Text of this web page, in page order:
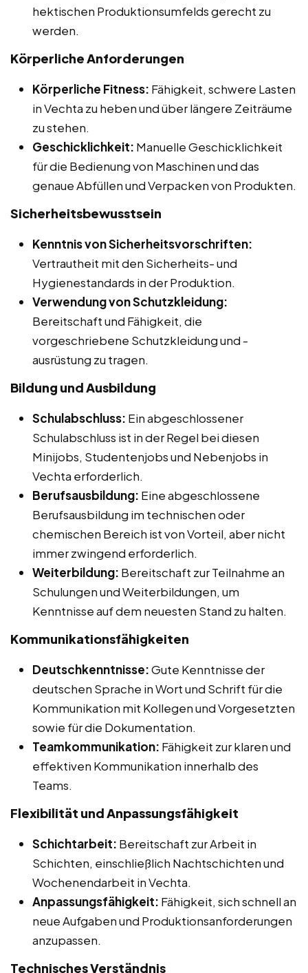
hektischen Produktionsumfelds gerecht zu
werden.
Körperliche Anforderungen
Körperliche Fitness: Fähigkeit, schwere Lasten
in Vechta zu heben und über längere Zeiträume
zu stehen.
Geschicklichkeit: Manuelle Geschicklichkeit
für die Bedienung von Maschinen und das
genaue Abfüllen und Verpacken von Produkten.
Sicherheitsbewusstsein
Kenntnis von Sicherheitsvorschriften:
Vertrautheit mit den Sicherheits- und
Hygienestandards in der Produktion.
Verwendung von Schutzkleidung:
Bereitschaft und Fähigkeit, die
vorgeschriebene Schutzkleidung und -
ausrüstung zu tragen.
Bildung und Ausbildung
Schulabschluss: Ein abgeschlossener
Schulabschluss ist in der Regel bei diesen
Minijobs, Studentenjobs und Nebenjobs in
Vechta erforderlich.
Berufsausbildung: Eine abgeschlossene
Berufsausbildung im technischen oder
chemischen Bereich ist von Vorteil, aber nicht
immer zwingend erforderlich.
Weiterbildung: Bereitschaft zur Teilnahme an
Schulungen und Weiterbildungen, um
Kenntnisse auf dem neuesten Stand zu halten.
Kommunikationsfähigkeiten
Deutschkenntnisse:Gute Kenntnisse der
deutschen Sprache in Wort und Schrift für die
Kommunikation mit Kollegen und Vorgesetzten
sowie für die Dokumentation.
Teamkommunikation: Fähigkeit zur klaren und
effektiven Kommunikation innerhalb des
Teams.
Flexibilität und Anpassungsfähigkeit
Schichtarbeit: Bereitschaft zur Arbeit in
Schichten, einschließlich Nachtschichten und
Wochenendarbeit in Vechta.
Anpassungsfähigkeit: Fähigkeit, sich schnell an
neue Aufgaben und Produktionsanforderungen
anzupassen.
Technisches Verständnis